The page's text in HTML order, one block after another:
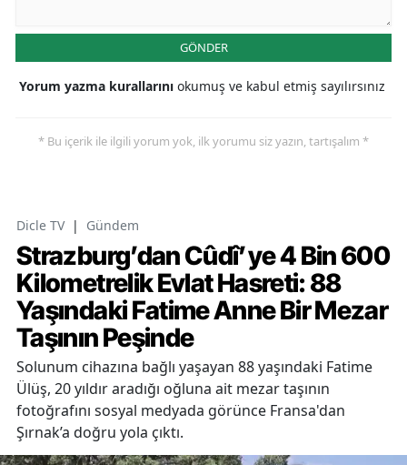
GÖNDER
Yorum yazma kurallarını okumuş ve kabul etmiş sayılırsınız
* Bu içerik ile ilgili yorum yok, ilk yorumu siz yazın, tartışalım *
Dicle TV | Gündem
Strazburg’dan Cûdî’ye 4 Bin 600
Kilometrelik Evlat Hasreti: 88
Yaşındaki Fatime Anne Bir Mezar
Taşının Peşinde
Solunum cihazına bağlı yaşayan 88 yaşındaki Fatime
Ülüş, 20 yıldır aradığı oğluna ait mezar taşının
fotoğrafını sosyal medyada görünce Fransa'dan
Şırnak’a doğru yola çıktı.